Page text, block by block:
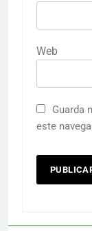
Web
Guarda
este